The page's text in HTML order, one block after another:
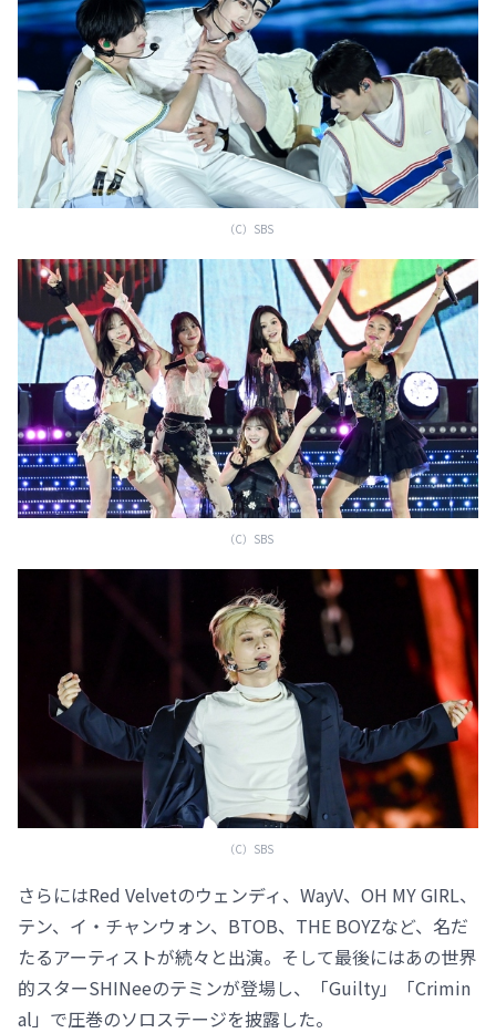
（C）SBS
（C）SBS
（C）SBS
さらにはRed Velvetのウェンディ、WayV、OH MY GIRL、
テン、イ・チャンウォン、BTOB、THE BOYZなど、名だ
たるアーティストが続々と出演。そして最後にはあの世界
的スターSHINeeのテミンが登場し、「Guilty」「Crimin
al」で圧巻のソロステージを披露した。